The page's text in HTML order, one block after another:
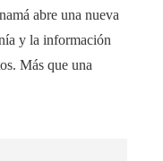
abre una nueva
y la información
Más que una